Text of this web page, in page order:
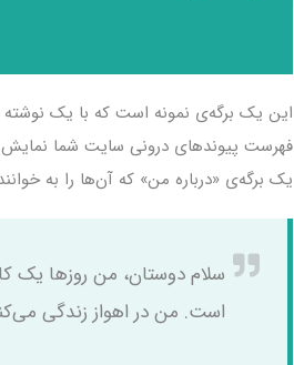
این یک برگه‌ی نمونه است که با یک نوشته
فهرست پیوندهای درونی سایت شما نمایش
یک برگه‌ی «درباره من» که آن‌ها را به
سلام دوستان، من روزها یک
است. من در اهواز زندگی